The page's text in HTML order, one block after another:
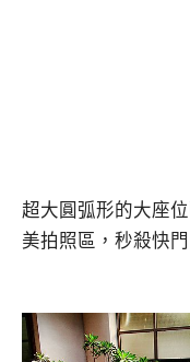
超大圓弧形的大座
美拍照區，秒殺快門